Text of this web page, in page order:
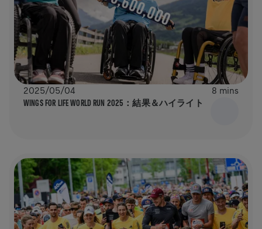
2025/05/04 8 mins
WINGS FOR LIFE WORLD RUN 2025：結果＆ハイライト